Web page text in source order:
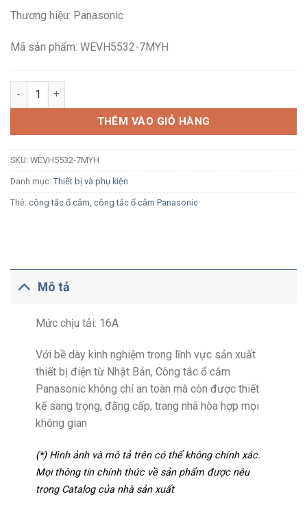
73,000₫.
Thương hiệu: Panasonic
Mã sản phẩm: WEVH5532-7MYH
Công tắc 2 chiều Panasonic WEVH5532-7MYH xám ánh kim
THÊM VÀO GIỎ HÀNG
SKU: WEVH5532-7MYH
Danh mục: Thiết bị và phụ kiện
Thẻ: công tắc ổ cắm công tắc ổ cắm Panasonic
Mô tả
Mức chịu tải: 16A
Với bề dày kinh nghiệm trong lĩnh vực sản xuất
thiết bị điện từ Nhật Bản, Công tắc ổ cắm
Panasonic không chỉ an toàn mà còn được thiết
kế sang trọng, đằng cấp, trang nhã hòa hợp mọi
không gian
(*) Hình ảnh và mô tả trên có thể không chính xác.
Mọi thông tin chính thức về sản phẩm được nêu
trong Catalog của nhà sản xuất